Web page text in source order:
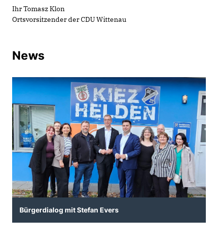
Ihr Tomasz Klon
Ortsvorsitzender der CDU Wittenau
News
Bürgerdialog mit Stefan Evers